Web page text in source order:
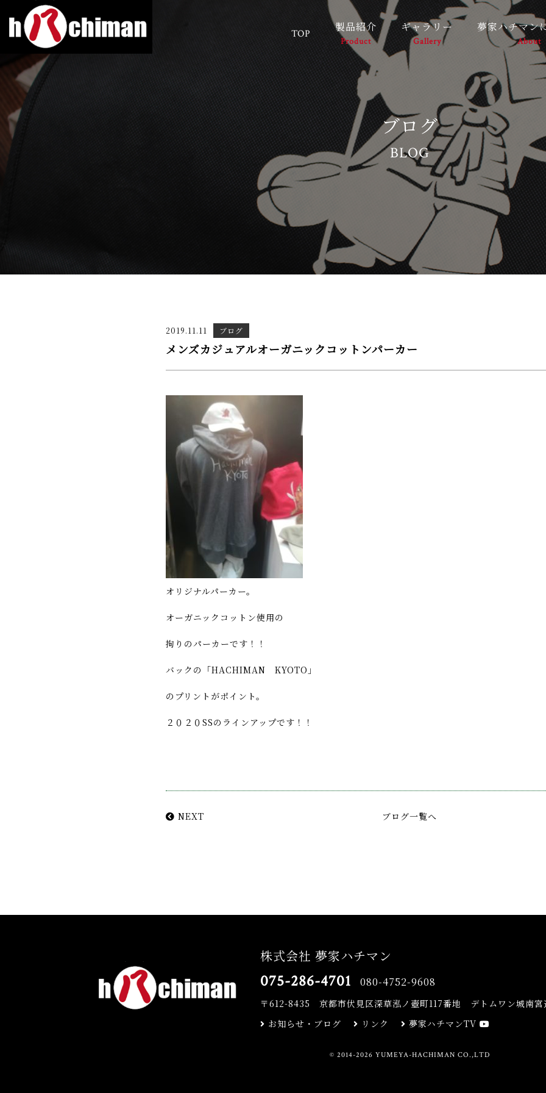
TOP 製品紹介
Product
ギャラリー
Gallery
夢家ハチマン
About
ブログ
BLOG
2019.11.11 ブログ
メンズカジュアルオーガニックコットンパーカー
オリジナルパーカー。
オーガニックコットン使用の
拘りのパーカーです！！
バックの「HACHIMAN KYOTO」
のプリントがポイント。
２０２０SSのラインアップです！！
NEXT ブログ一覧へ
株式会社 夢家ハチマン
075-286-4701 080-4752-9608
〒612-8435 京都市伏見区深草泓ノ壺町117番地 デトムワン城南
お知らせ・ブログ
リンク 夢家ハチマンTV
© 2014-2026 YUMEYA-HACHIMAN CO.,LTD